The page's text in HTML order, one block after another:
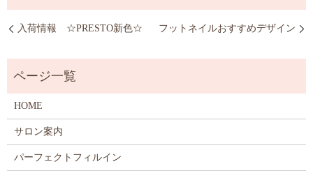
入荷情報 ☆PRESTO新色☆ フットネイルおすすめデザイン
HOME
サロン案内
パーフェクトフィルイン